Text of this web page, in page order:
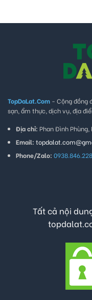
TopDaLat.Com - Cộng đồng
sạn, ẩm thực, dịch vụ, địa
Địa chỉ: Phan Đình
Email:
Phone/Zalo: 0938.846.228
Tất cả nội